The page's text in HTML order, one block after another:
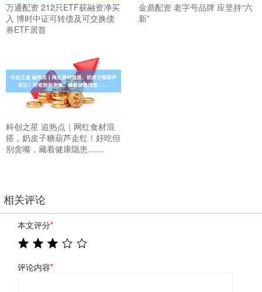
万通配资 212只ETF获融资净买
入 博时中证可转债及可交换债
券ETF居首
金鼎配资 老字号品牌 应坚持“六
新”
科创之星 追热点｜网红食材混
搭，奶皮子糖葫芦走红！好吃但
别贪嘴，藏着健康隐患……
相关评论
本文评分*
评论内容*